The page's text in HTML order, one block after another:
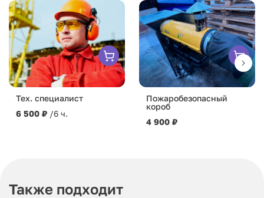
Тех. специалист
6 500 ₽ /6 ч.
Пожаробезопасный
короб
4 900 ₽
Также подходит